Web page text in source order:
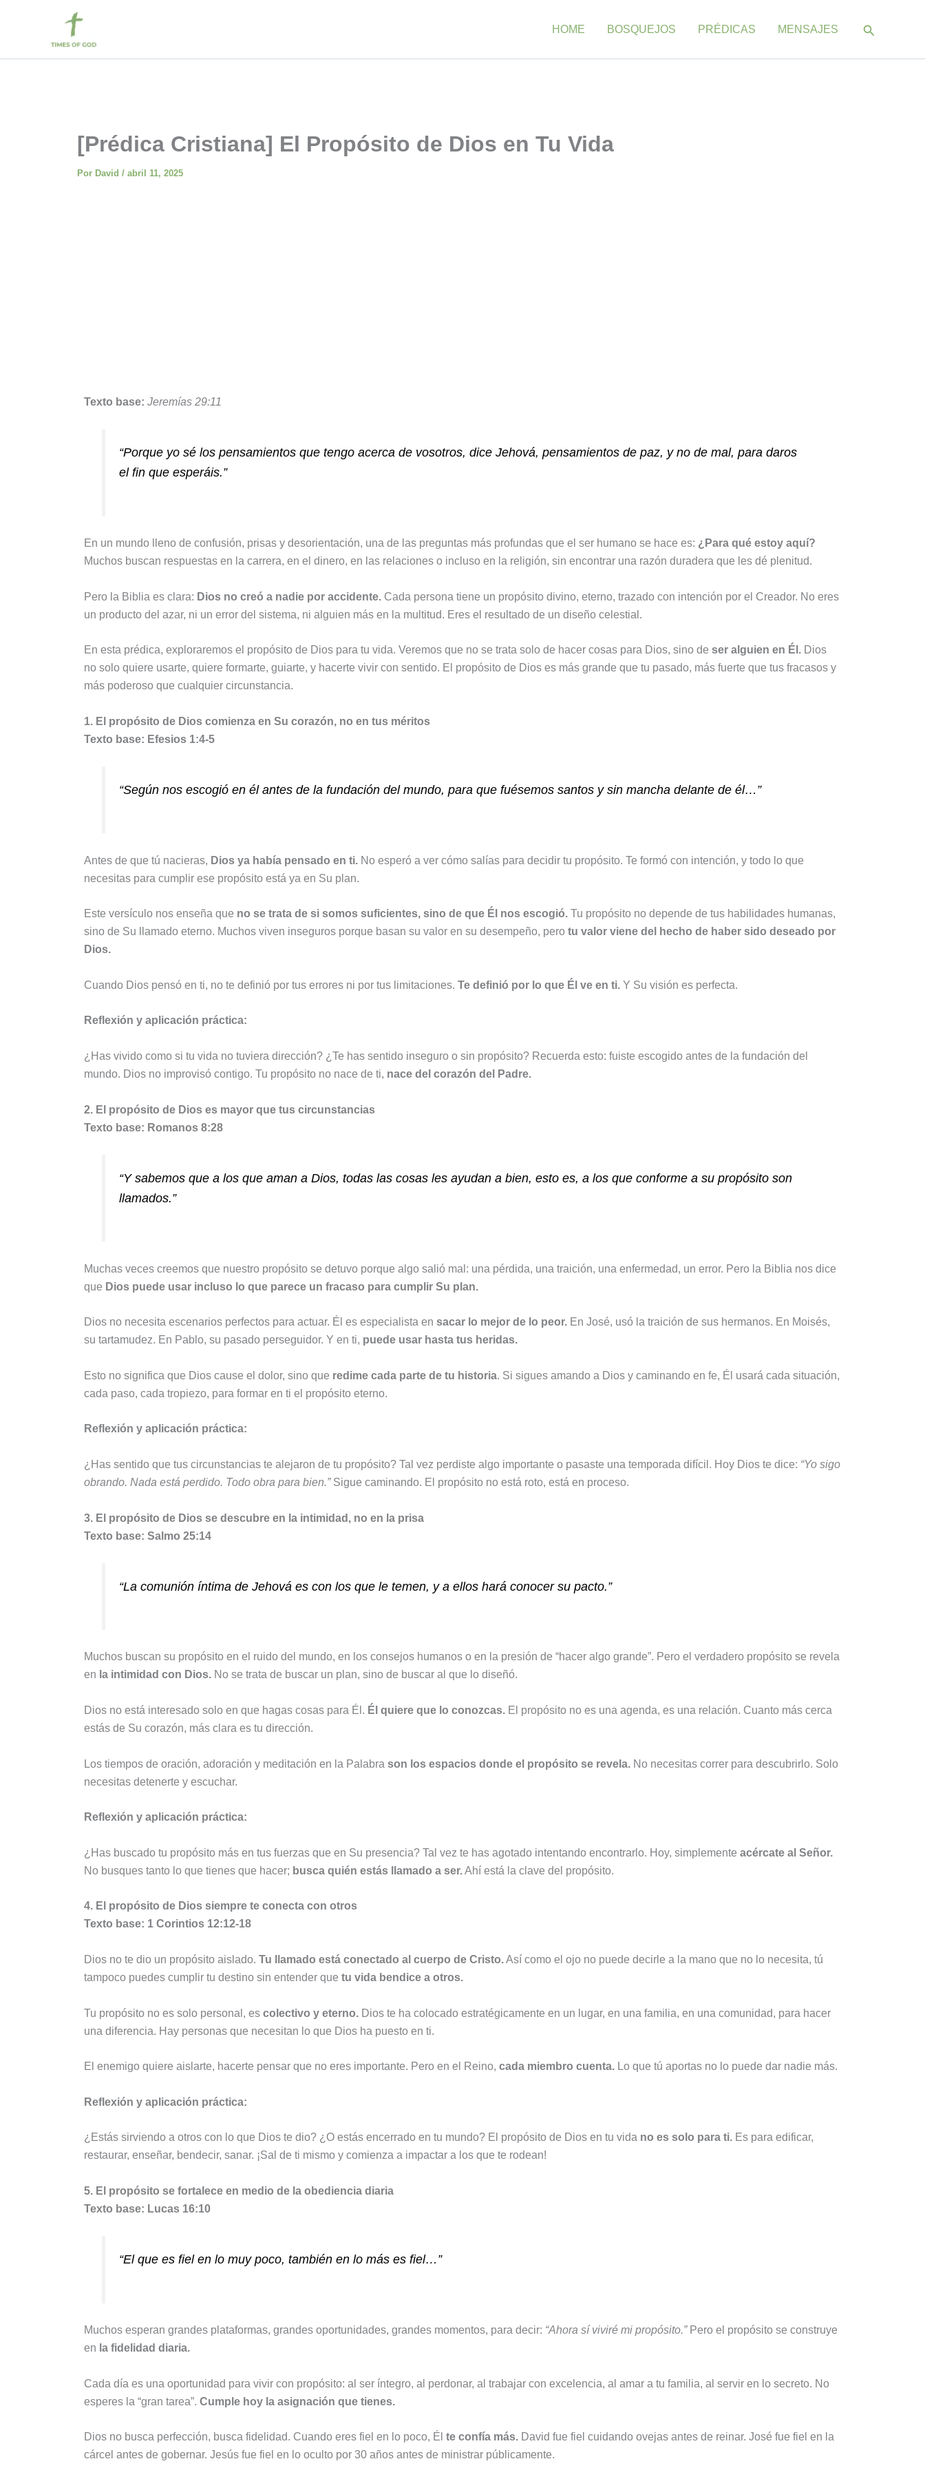
HOME BOSQUEJOS PRÉDICAS MENSAJES Buscar
[Prédica Cristiana] El Propósito de Dios en Tu Vida
Por David / abril 11, 2025
Texto base: Jeremías 29:11
“Porque yo sé los pensamientos que tengo acerca de vosotros, dice Jehová, pensamientos de paz, y no de mal, para daros
el fin que esperáis.”
En un mundo lleno de confusión, prisas y desorientación, una de las preguntas más profundas que el ser humano se hace es: ¿Para qué estoy aquí?
Muchos buscan respuestas en la carrera, en el dinero, en las relaciones o incluso en la religión, sin encontrar una razón duradera que les dé plenitud.
Pero la Biblia es clara: Dios no creó a nadie por accidente. Cada persona tiene un propósito divino, eterno, trazado con intención por el Creador. No eres
un producto del azar, ni un error del sistema, ni alguien más en la multitud. Eres el resultado de un diseño celestial.
En esta prédica, exploraremos el propósito de Dios para tu vida. Veremos que no se trata solo de hacer cosas para Dios, sino de ser alguien en Él. Dios
no solo quiere usarte, quiere formarte, guiarte, y hacerte vivir con sentido. El propósito de Dios es más grande que tu pasado, más fuerte que tus fracasos y
más poderoso que cualquier circunstancia.
1. El propósito de Dios comienza en Su corazón, no en tus méritos
Texto base: Efesios 1:4-5
“Según nos escogió en él antes de la fundación del mundo, para que fuésemos santos y sin mancha delante de él…”
Antes de que tú nacieras, Dios ya había pensado en ti. No esperó a ver cómo salías para decidir tu propósito. Te formó con intención, y todo lo que
necesitas para cumplir ese propósito está ya en Su plan.
Este versículo nos enseña que no se trata de si somos suficientes, sino de que Él nos escogió. Tu propósito no depende de tus habilidades humanas,
sino de Su llamado eterno. Muchos viven inseguros porque basan su valor en su desempeño, pero tu valor viene del hecho de haber sido deseado por
Dios.
Cuando Dios pensó en ti, no te definió por tus errores ni por tus limitaciones. Te definió por lo que Él ve en ti. Y Su visión es perfecta.
Reflexión y aplicación práctica:
¿Has vivido como si tu vida no tuviera dirección? ¿Te has sentido inseguro o sin propósito? Recuerda esto: fuiste escogido antes de la fundación del
mundo. Dios no improvisó contigo. Tu propósito no nace de ti, nace del corazón del Padre.
2. El propósito de Dios es mayor que tus circunstancias
Texto base: Romanos 8:28
“Y sabemos que a los que aman a Dios, todas las cosas les ayudan a bien, esto es, a los que conforme a su propósito son
llamados.”
Muchas veces creemos que nuestro propósito se detuvo porque algo salió mal: una pérdida, una traición, una enfermedad, un error. Pero la Biblia nos dice
que Dios puede usar incluso lo que parece un fracaso para cumplir Su plan.
Dios no necesita escenarios perfectos para actuar. Él es especialista en sacar lo mejor de lo peor. En José, usó la traición de sus hermanos. En Moisés,
su tartamudez. En Pablo, su pasado perseguidor. Y en ti, puede usar hasta tus heridas.
Esto no significa que Dios cause el dolor, sino que redime cada parte de tu historia. Si sigues amando a Dios y caminando en fe, Él usará cada situación,
cada paso, cada tropiezo, para formar en ti el propósito eterno.
Reflexión y aplicación práctica:
¿Has sentido que tus circunstancias te alejaron de tu propósito? Tal vez perdiste algo importante o pasaste una temporada difícil. Hoy Dios te dice: “Yo sigo
obrando. Nada está perdido. Todo obra para bien.”Sigue caminando. El propósito no está roto, está en proceso.
3. El propósito de Dios se descubre en la intimidad, no en la prisa
Texto base: Salmo 25:14
“La comunión íntima de Jehová es con los que le temen, y a ellos hará conocer su pacto.”
Muchos buscan su propósito en el ruido del mundo, en los consejos humanos o en la presión de “hacer algo grande”. Pero el verdadero propósito se revela
en la intimidad con Dios. No se trata de buscar un plan, sino de buscar al que lo diseñó.
Dios no está interesado solo en que hagas cosas para Él. Él quiere que lo conozcas. El propósito no es una agenda, es una relación. Cuanto más cerca
estás de Su corazón, más clara es tu dirección.
Los tiempos de oración, adoración y meditación en la Palabra son los espacios donde el propósito se revela. No necesitas correr para descubrirlo. Solo
necesitas detenerte y escuchar.
Reflexión y aplicación práctica:
¿Has buscado tu propósito más en tus fuerzas que en Su presencia? Tal vez te has agotado intentando encontrarlo. Hoy, simplemente acércate al Señor.
No busques tanto lo que tienes que hacer; busca quién estás llamado a ser.Ahí está la clave del propósito.
4. El propósito de Dios siempre te conecta con otros
Texto base: 1 Corintios 12:12-18
Dios no te dio un propósito aislado. Tu llamado está conectado al cuerpo de Cristo.Así como el ojo no puede decirle a la mano que no lo necesita, tú
tampoco puedes cumplir tu destino sin entender que tu vida bendice a otros.
Tu propósito no es solo personal, es colectivo y eterno. Dios te ha colocado estratégicamente en un lugar, en una familia, en una comunidad, para hacer
una diferencia. Hay personas que necesitan lo que Dios ha puesto en ti.
El enemigo quiere aislarte, hacerte pensar que no eres importante. Pero en el Reino, cada miembro cuenta. Lo que tú aportas no lo puede dar nadie más.
Reflexión y aplicación práctica:
¿Estás sirviendo a otros con lo que Dios te dio? ¿O estás encerrado en tu mundo? El propósito de Dios en tu vida no es solo para ti. Es para edificar,
restaurar, enseñar, bendecir, sanar. ¡Sal de ti mismo y comienza a impactar a los que te rodean!
5. El propósito se fortalece en medio de la obediencia diaria
Texto base: Lucas 16:10
“El que es fiel en lo muy poco, también en lo más es fiel…”
Muchos esperan grandes plataformas, grandes oportunidades, grandes momentos, para decir: “Ahora sí viviré mi propósito.”Pero el propósito se construye
en la fidelidad diaria.
Cada día es una oportunidad para vivir con propósito: al ser íntegro, al perdonar, al trabajar con excelencia, al amar a tu familia, al servir en lo secreto. No
esperes la “gran tarea”. Cumple hoy la asignación que tienes.
Dios no busca perfección, busca fidelidad. Cuando eres fiel en lo poco, Él te confía más. David fue fiel cuidando ovejas antes de reinar. José fue fiel en la
cárcel antes de gobernar. Jesús fue fiel en lo oculto por 30 años antes de ministrar públicamente.